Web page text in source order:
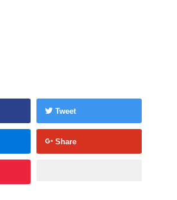
Tweet
Share